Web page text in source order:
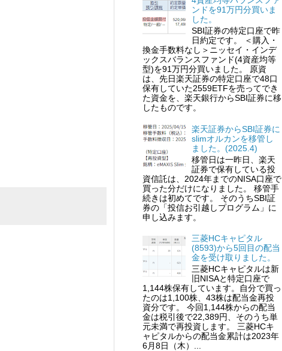
ンドを91万円分買いま
した。
SBI証券の特定口座で昨
日約定です。 ＜購入・
換金手数料なし＞ニッセイ・インデ
ックスバランスファンド(4資産均等
型)を91万円分買いました。 原資
は、先日楽天証券の特定口座で48口
保有していた2559ETFを売ってでき
た資金を、楽天銀行からSBI証券に移
したものです。
楽天証券からSBI証券に
slimオルカンを移管し
ました。(2025.4)
移管日は一昨日、楽天
証券で保有している投
資信託は、2024年までのNISA口座で
買った分だけになりました。 移管手
続きは初めてです。 そのうちSBI証
券の「投信お引越しプログラム」に
申し込みます。
三菱HCキャピタル
(8593)から5回目の配当
金を受け取りました。
三菱HCキャピタルは新
旧NISAと特定口座で
1,144株保有しています。自分で買っ
たのは1,100株、43株は配当金再投
資分です。 今回1,144株からの配当
金は税引後で22,389円、そのうち単
元未満で再投資します。 三菱HCキ
ャピタルからの配当金累計は2023年
6月8日（木）...